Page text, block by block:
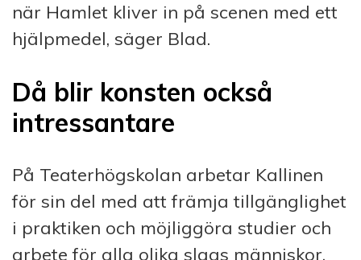
när Hamlet kliver in på scenen med ett
hjälpmedel, säger Blad.
Då blir konsten också
intressantare
På Teaterhögskolan arbetar Kallinen
för sin del med att främja tillgänglighet
i praktiken och möjliggöra studier och
arbete för alla olika slags människor.